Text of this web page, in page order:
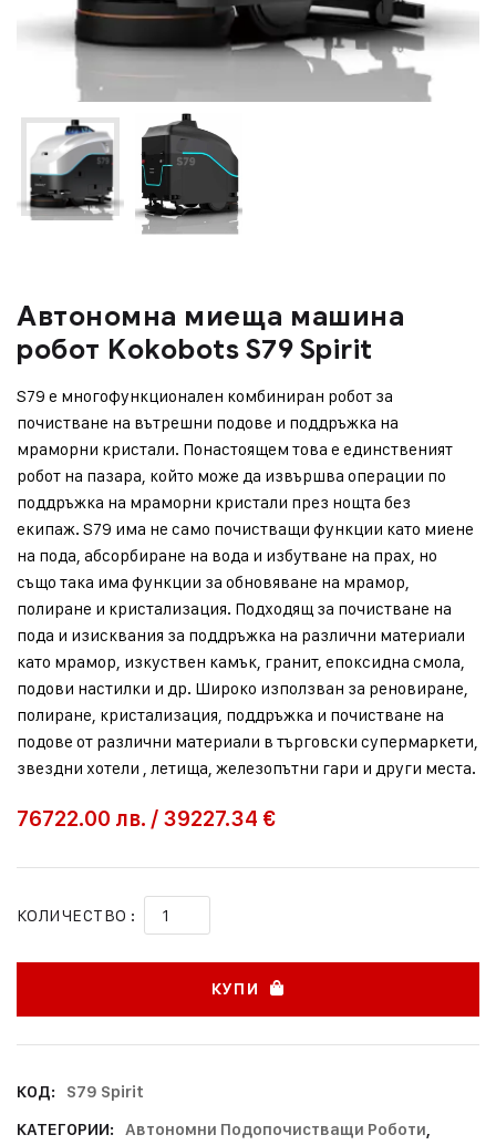
Автономна миеща машина
робот Kokobots S79 Spirit
S79 е многофункционален комбиниран робот за
почистване на вътрешни подове и поддръжка на
мраморни кристали. Понастоящем това е единственият
робот на пазара, който може да извършва операции по
поддръжка на мраморни кристали през нощта без
екипаж. S79 има не само почистващи функции като миене
на пода, абсорбиране на вода и избутване на прах, но
също така има функции за обновяване на мрамор,
полиране и кристализация. Подходящ за почистване на
пода и изисквания за поддръжка на различни материали
като мрамор, изкуствен камък, гранит, епоксидна смола,
подови настилки и др. Широко използван за реновиране,
полиране, кристализация, поддръжка и почистване на
подове от различни материали в търговски супермаркети,
звездни хотели , летища, железопътни гари и други места.
76722.00 лв. / 39227.34 €
КОЛИЧЕСТВО :
КУПИ
КОД:
S79 Spirit
КАТЕГОРИИ:
Автономни Подопочистващи Роботи,